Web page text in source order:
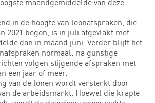
in de hoogte van loonafspraken, die
2021 begon, is in juli afgevlakt met
dan in maand juni. Verder blijft het
normaal: na gunstige
volgen stijgende afspraken met
een jaar of meer.
van de lonen wordt versterkt door
de arbeidsmarkt. Hoewel die krapte